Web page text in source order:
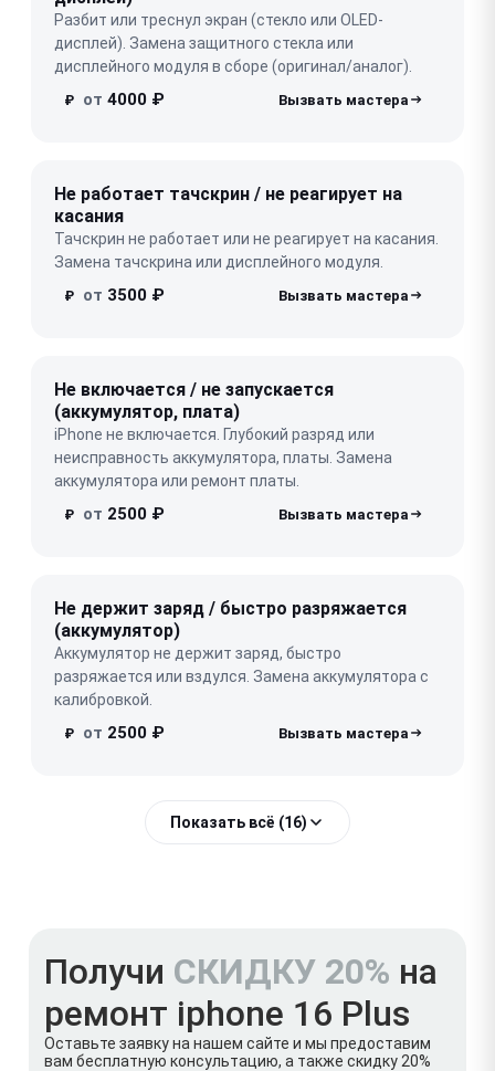
Разбит или треснул экран (стекло или OLED-
дисплей). Замена защитного стекла или
дисплейного модуля в сборе (оригинал/аналог).
₽ от 4000 ₽
Не работает тачскрин / не реагирует на
касания
Тачскрин не работает или не реагирует на касания.
Замена тачскрина или дисплейного модуля.
₽ от 3500 ₽
Не включается / не запускается
(аккумулятор, плата)
iPhone не включается. Глубокий разряд или
неисправность аккумулятора, платы. Замена
аккумулятора или ремонт платы.
₽ от 2500 ₽
Не держит заряд / быстро разряжается
(аккумулятор)
Аккумулятор не держит заряд, быстро
разряжается или вздулся. Замена аккумулятора с
калибровкой.
₽ от 2500 ₽
Показать всё (16)
Получи СКИДКУ 20% на
ремонт iphone 16 Plus
Оставьте заявку на нашем сайте и мы предоставим
вам бесплатную консультацию, а также скидку 20%